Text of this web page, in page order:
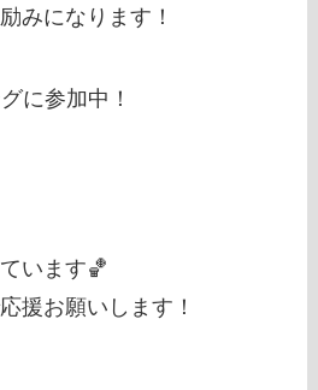
みになります！
に参加中！
います🏀
援お願いします！